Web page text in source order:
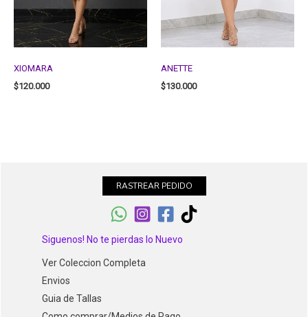
XIOMARA
$120.000
ANETTE
$130.000
RASTREAR PEDIDO
Siguenos! No te pierdas lo Nuevo
Ver Coleccion Completa
Envios
Guia de Tallas